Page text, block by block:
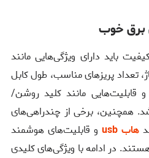
برق خوب
باید دارای ویژگی‌هایی مانند
تعداد پریزهای مناسب، طول کابل
مانند کلید روشن/
همچنین، برخی از چندراهی‌های
هاب usb
و قابلیت‌های هوشمند
هستند. در ادامه با ویژگی‌های کلیدی